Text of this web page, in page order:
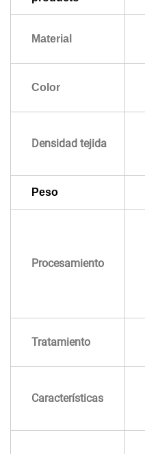
Material
Color
Densidad tejida
Peso
Procesamiento
Tratamiento
Características